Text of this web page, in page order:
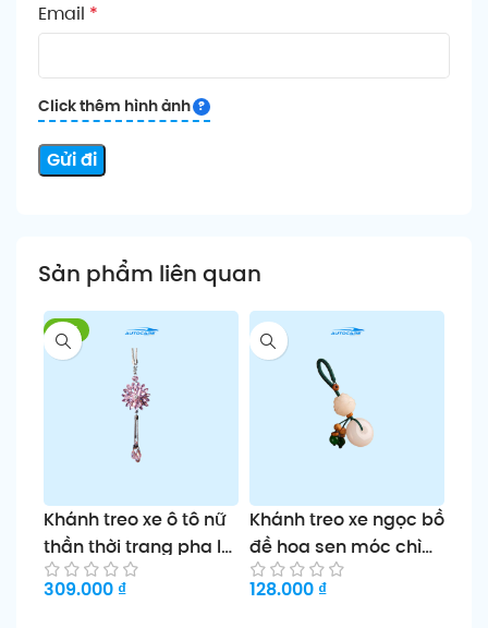
Email *
Click thêm hình ảnh
Sản phẩm liên quan
-11%
Khánh treo xe ô tô nữ
thần thời trang pha lê
cao cấp Yanina
309.000 ₫
Khánh treo xe ngọc bồ
đề hoa sen móc chìa
khóa cặp đôi
128.000 ₫